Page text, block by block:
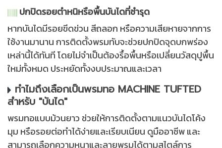
ปกปิดรอยตำหนิหรือพื้นบันไดที่ชำรุด
หากบันไดมีรอยขีดข่วน สีถลอก หรือความเสียหายจากการ
ใช้งานมานาน การติดตั้งพรมทับจะช่วยปกปิดจุดบกพร่อง
เหล่านี้ได้ทันที โดยไม่จำเป็นต้องรื้อพื้นหรือเปลี่ยนวัสดุปูพื้น
ใหม่ทั้งหมด ประหยัดทั้งงบประมาณและเวลา
ทำไมถึงเลือกเป็นพรมทอ MACHINE TUFTED
สำหรับ "บันได"
พรมทอแบบม้วนยาว ช่วยให้การติดตั้งตามแนวบันไดโค้ง
มุม หรือรอยต่อทำได้ง่ายและเรียบเนียน ดูมืออาชีพ และ
สามารถเลือกความหนาและลายพรมได้ตามสไตล์การ